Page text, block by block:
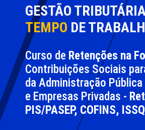
GESTÃO
TEMPO DE
Curso de Retenções na
Contribuições Sociais
da Administração Pública
e Empresas Privadas -
PIS/PASEP, COFINS,